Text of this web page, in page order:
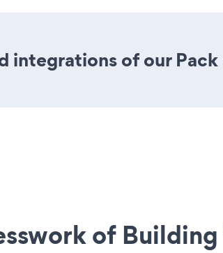
integrations of our Pack
of Building